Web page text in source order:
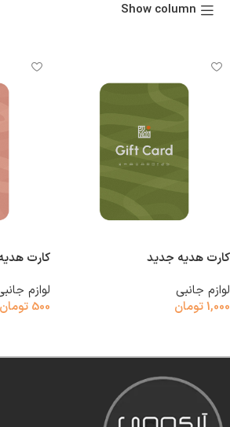
Show column
کارت هدیه جدید
لوازم جانبی
1,000تومان
کارت
لوازم
500 تومان